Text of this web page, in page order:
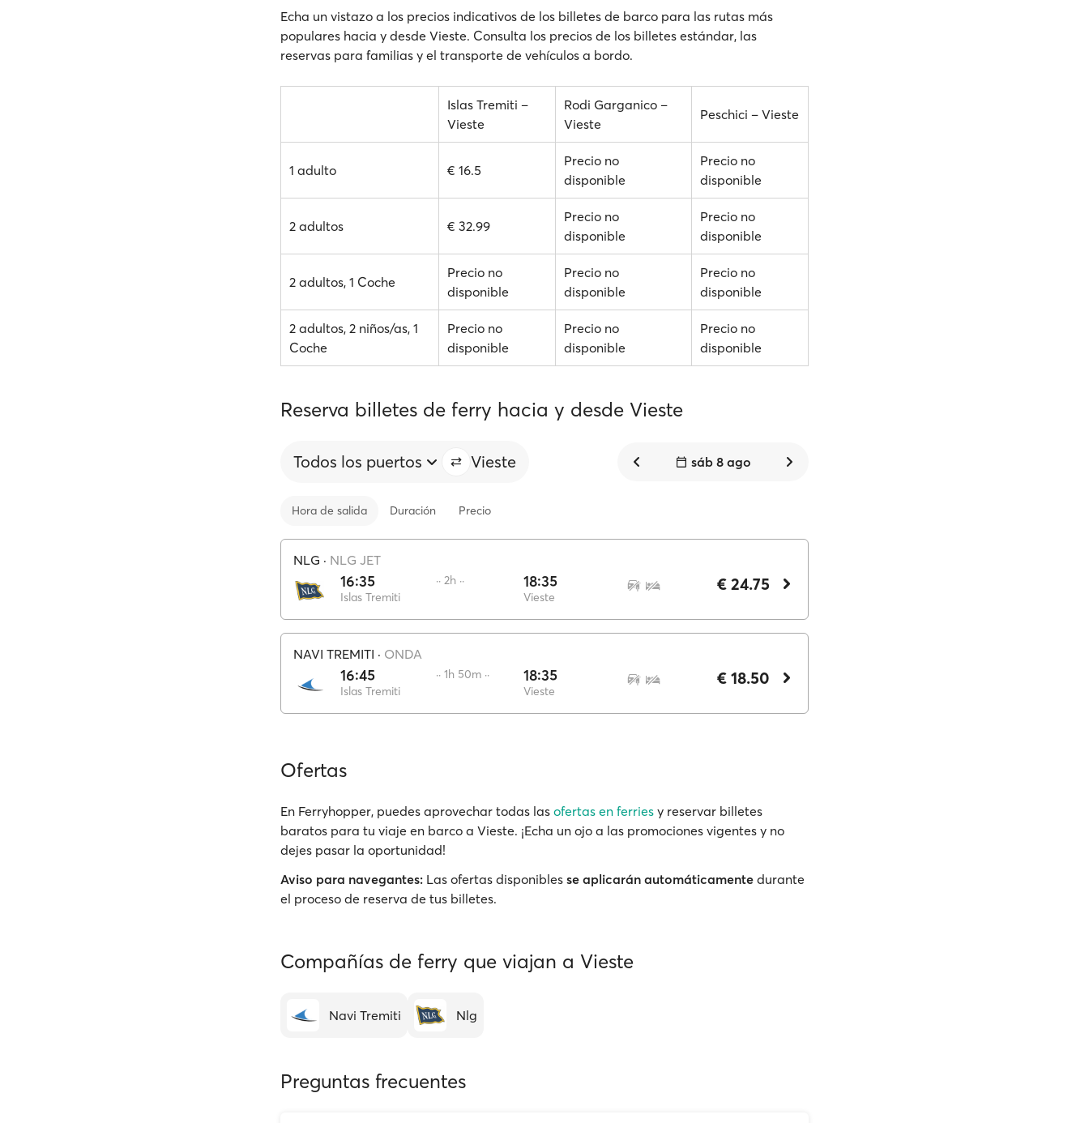
Echa un vistazo a los precios indicativos de los billetes de barco para las rutas más
populares hacia y desde Vieste. Consulta los precios de los billetes estándar, las
reservas para familias y el transporte de vehículos a bordo.
Islas Tremiti –
Vieste
Rodi Garganico –
Vieste
Peschici – Vieste
1 adulto € 16.5
Precio no
disponible
Precio no
disponible
2 adultos € 32.99
Precio no
disponible
Precio no
disponible
2 adultos, 1 Coche
Precio no
disponible
Precio no
disponible
Precio no
disponible
2 adultos, 2 niños/as, 1
Coche
Precio no
disponible
Precio no
disponible
Precio no
disponible
Reserva billetes de ferry hacia y desde Vieste
Todos los puertos Vieste sáb 8 ago
Hora de salida Duración Precio
NLG · NLG JET
16:35
Islas Tremiti
·· 2h ·· 18:35
Vieste
€ 24.75
NAVI TREMITI · ONDA
16:45
Islas Tremiti
·· 1h 50m ·· 18:35
Vieste
€ 18.50
Ofertas
En Ferryhopper, puedes aprovechar todas las ofertas en ferries y reservar billetes
baratos para tu viaje en barco a Vieste. ¡Echa un ojo a las promociones vigentes y no
dejes pasar la oportunidad!
Aviso para navegantes: Las ofertas disponibles se aplicarán automáticamente durante
el proceso de reserva de tus billetes.
Compañías de ferry que viajan a Vieste
Navi Tremiti Nlg
Preguntas frecuentes